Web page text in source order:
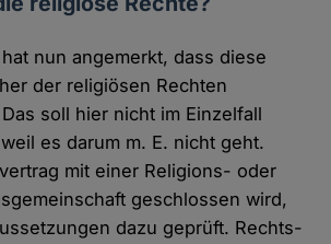
nun angemerkt, dass diese
der religiösen Rechten
soll hier nicht im Einzelfall
es darum m. E. nicht geht.
mit einer Religions- oder
geschlossen wird,
dazu geprüft. Rechts-